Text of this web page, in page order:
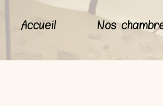
Accueil Nos